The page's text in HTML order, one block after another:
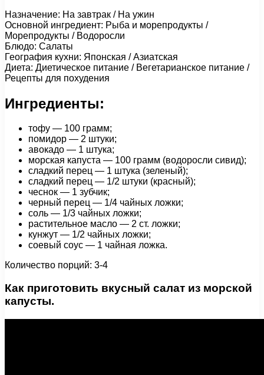
Назначение: На завтрак / На ужин
Основной ингредиент: Рыба и морепродукты /
Морепродукты / Водоросли
Блюдо: Салаты
География кухни: Японская / Азиатская
Диета: Диетическое питание / Вегетарианское питание /
Рецепты для похудения
Ингредиенты:
тофу — 100 грамм;
помидор — 2 штуки;
авокадо — 1 штука;
морская капуста — 100 грамм (водоросли сивид);
сладкий перец — 1 штука (зеленый);
сладкий перец — 1/2 штуки (красный);
чеснок — 1 зубчик;
черный перец — 1/4 чайных ложки;
соль — 1/3 чайных ложки;
растительное масло — 2 ст. ложки;
кунжут — 1/2 чайных ложки;
соевый соус — 1 чайная ложка.
Количество порций: 3-4
Как приготовить вкусный салат из морской
капусты.